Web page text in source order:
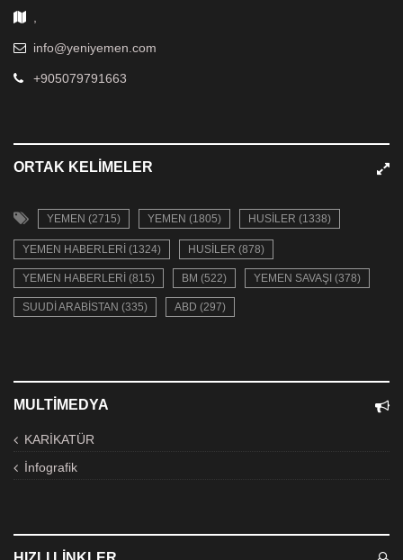
,
info@yeniyemen.com
+905079791663
ORTAK KELIMELER
YEMEN (2715) YEMEN (1805) HUSILER (1338)
YEMEN HABERLERI (1324) HUSILER (878)
YEMEN HABERLERI (815) BM (522) YEMEN SAVAŞI (378)
SUUDI ARABISTAN (335) ABD (297)
MULTIMEDYA
KARİKATÜR
İnfografik